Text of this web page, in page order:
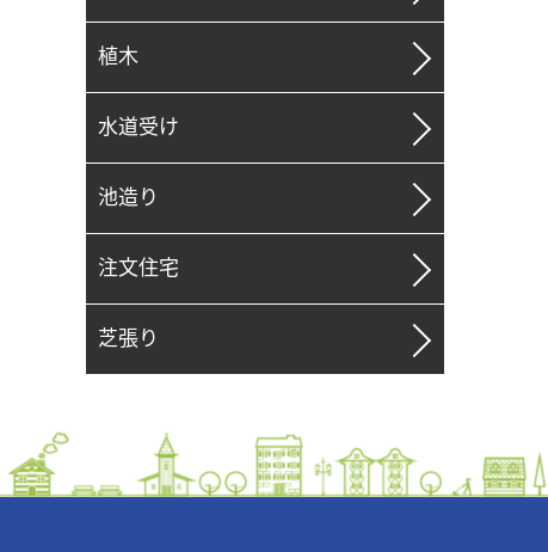
植木
水道受け
池造り
注文住宅
芝張り